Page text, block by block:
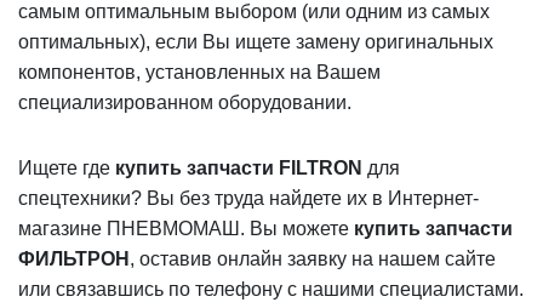
самым оптимальным выбором (или одним из самых
оптимальных), если Вы ищете замену оригинальных
компонентов, установленных на Вашем
специализированном оборудовании.
Ищете где купить запчасти FILTRON для
спецтехники? Вы без труда найдете их в Интернет-
магазине ПНЕВМОМАШ. Вы можете купить запчасти
ФИЛЬТРОН , оставив онлайн заявку на нашем сайте
или связавшись по телефону с нашими специалистами.